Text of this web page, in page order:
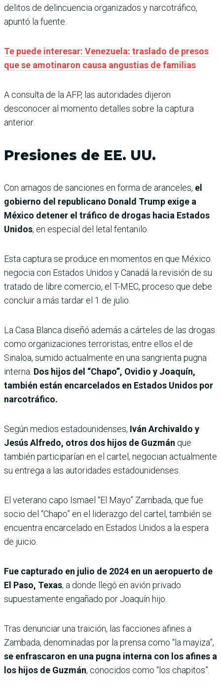
delitos de delincuencia organizados y narcotráfico,
apuntó la fuente.
Te puede interesar: Venezuela: traslado de presos
que se amotinaron causa angustias de familias
A consulta de la AFP, las autoridades dijeron
desconocer al momento detalles sobre la captura
anterior.
Presiones de EE. UU.
Con amagos de sanciones en forma de aranceles, el
gobierno del republicano Donald Trump exige a
México detener el tráfico de drogas hacia Estados
Unidos, en especial del letal fentanilo.
Esta captura se produce en momentos en que México
negocia con Estados Unidos y Canadá la revisión de su
tratado de libre comercio, el T-MEC, proceso que debe
concluir a más tardar el 1 de julio.
La Casa Blanca diseñó además a cárteles de las drogas
como organizaciones terroristas, entre ellos el de
Sinaloa, sumido actualmente en una sangrienta pugna
interna. Dos hijos del “Chapo”, Ovidio y Joaquín,
también están encarcelados en Estados Unidos por
narcotráfico.
Según medios estadounidenses, Iván Archivaldo y
Jesús Alfredo, otros dos hijos de Guzmán que
también participarían en el cartel, negocian actualmente
su entrega a las autoridades estadounidenses.
El veterano capo Ismael “El Mayo” Zambada, que fue
socio del “Chapo” en el liderazgo del cartel, también se
encuentra encarcelado en Estados Unidos a la espera
de juicio.
Fue capturado en julio de 2024 en un aeropuerto de
El Paso, Texas, a donde llegó en avión privado
supuestamente engañado por Joaquín hijo.
Tras denunciar una traición, las facciones afines a
Zambada, denominadas por la prensa como “la mayiza”,
se enfrascaron en una pugna interna con los afines a
los hijos de Guzmán, conocidos como “los chapitos”.